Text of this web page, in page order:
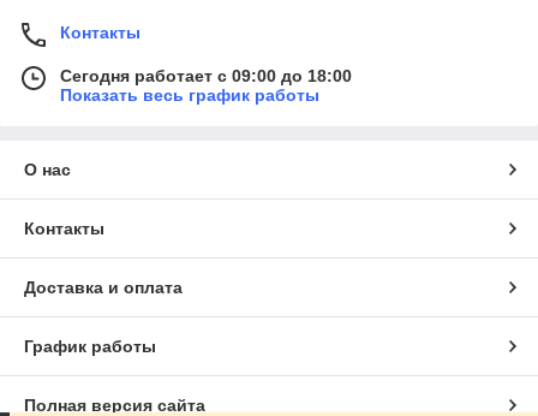
Контакты
Сегодня работает с 09:00 до 18:00
Показать весь график работы
О нас
Контакты
Доставка и оплата
График работы
Полная версия сайта